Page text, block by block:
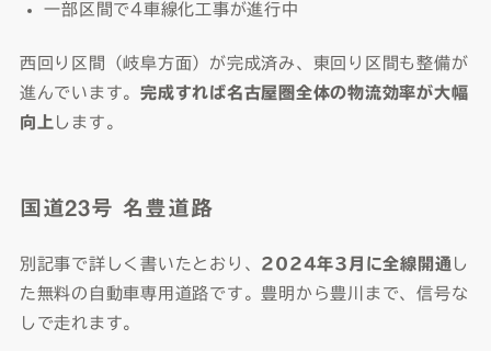
一部区間で4車線化工事が進行中
西回り区間（岐阜方面）が完成済み、東回り区間も整備が
進んでいます。完成すれば名古屋圏全体の物流効率が大幅
向上 します。
国道23号 名豊道路
別記事で詳しく書いたとおり、 2024年3月に全線開通 し
た無料の自動車専用道路です。豊明から豊川まで、信号な
しで走れます。